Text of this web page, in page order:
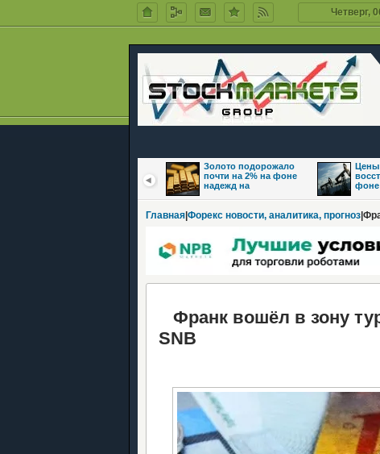
Четверг,
после обвала на фоне
Золото подорожало
почти на 2% на фоне
надежд на
Цены
фоне
Главная Форекс новости, аналитика, прогноз
Франк вошёл в зону
SNB